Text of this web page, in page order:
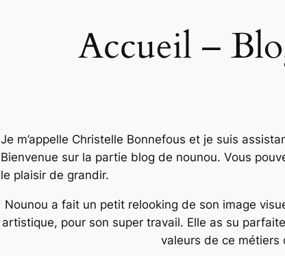
Accueil –
Je m’appelle Christelle Bonnefous et je suis
Bienvenue sur la partie blog de nounou. Vous
le plaisir de grandir.
Nounou a fait un petit relooking de son image
artistique, pour son super travail. Elle as su
valeurs de ce métiers